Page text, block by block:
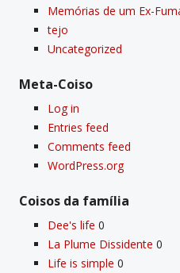
Memórias de um Ex-
tejo
Uncategorized
Meta-Coiso
Log in
Entries feed
Comments feed
WordPress.org
Coisos da famí­lia
Dee's life 0
La Plume Dissidente 0
Life is simple 0